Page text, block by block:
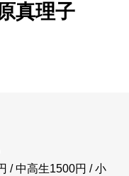
真理子
/ 中高生1500円 / 小